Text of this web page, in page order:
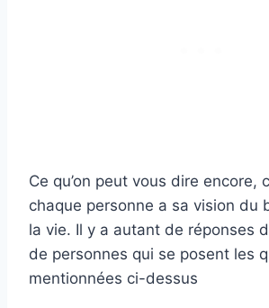
Ce qu’on peut vous dire encore,
chaque personne a sa vision du
la vie. Il y a autant de réponses
de personnes qui se posent les
mentionnées ci-dessus